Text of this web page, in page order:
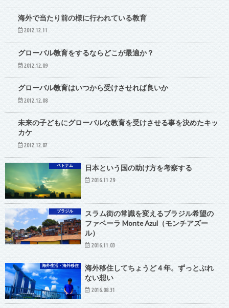
海外で当たり前の様に行われている教育
2012.12.11
教育・留学
グローバル教育をするならどこが最適か？
2012.12.09
グローバル教育はいつから受けさせれば良いか
2012.12.08
未来の子どもにグローバルな教育を受けさせる事を決めたキッ
カケ
2012.12.07
ベトナム 日本という国の助け方を考察する
2016.11.29
ブラジル
スラム街の常識を変えるブラジル希望の
ファベーラ Monte Azul（モンチアズー
ル）
2016.11.03
海外生活・海外移住
海外移住してちょうど４年。ずっとぶれ
ない想い
2016.08.31